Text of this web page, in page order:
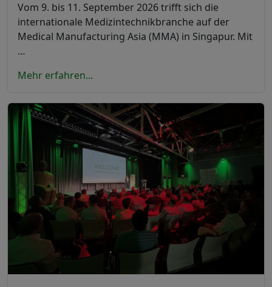
Vom 9. bis 11. September 2026 trifft sich die
internationale Medizintechnikbranche auf der
Medical Manufacturing Asia (MMA) in Singapur. Mit
…
Mehr erfahren...